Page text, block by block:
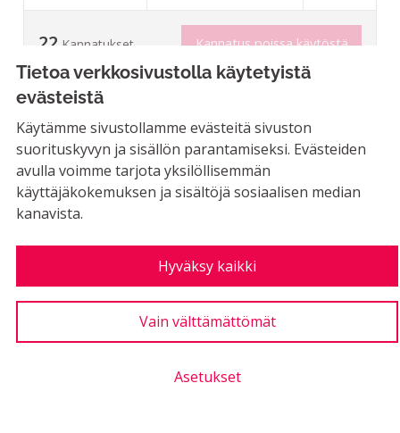
Tietoa verkkosivustolla käytetyistä
evästeistä
Käytämme sivustollamme evästeitä sivuston
suorituskyvyn ja sisällön parantamiseksi. Evästeiden
avulla voimme tarjota yksilöllisemmän
käyttäjäkokemuksen ja sisältöjä sosiaalisen median
kanavista.
Hyväksy kaikki
Vain välttämättömät
Asetukset
22 Kannatukset Kannatus poissa käytöstä
Sähkökaappien maalaus
Asukkaiden ehdotukset
MAHDOLLINEN
Väriä ja iloa kaupunkilaisille! Edelliset
SÄHKÖKAAPPIEN MAALAUS
Kannatus poissa käytöstä